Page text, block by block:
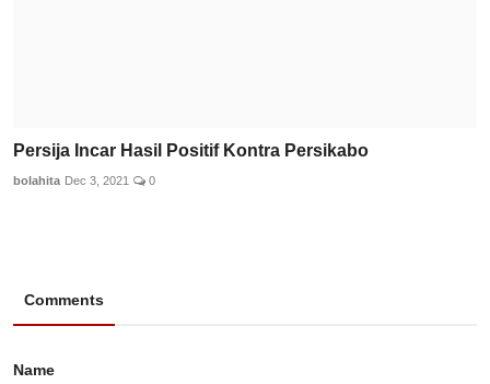
Persija Incar Hasil Positif Kontra Persikabo
bolahita Dec 3, 2021 0
Comments
Name